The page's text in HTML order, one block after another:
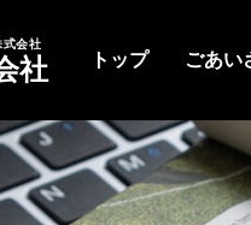
式会社
社 トップ ごあい